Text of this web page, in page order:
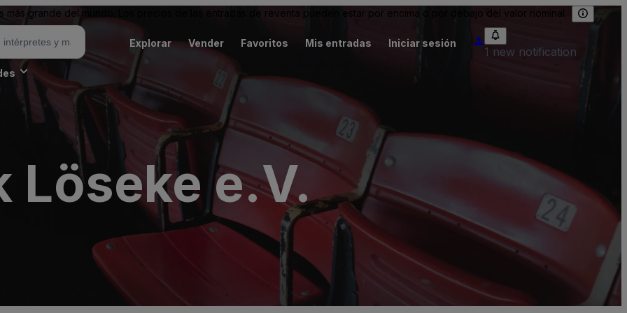
más grande del mundo. Los precios de las entradas de reventa pueden estar por encima o por debajo del valor nominal.
Explorar Vender Favoritos Mis entradas Iniciar sesión
1 new notification
e.V.